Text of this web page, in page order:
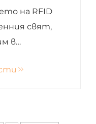
на RFID
свят,
в
в